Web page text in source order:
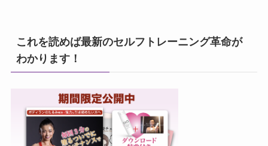
これを読めば最新のセルフトレーニング革命が
わかります！